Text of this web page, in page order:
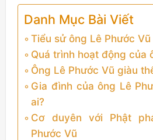
Danh Mục Bài Viết
Tiểu sử ông Lê Phước Vũ
Quá trình hoạt động của
Ông Lê Phước Vũ giàu
Gia đình của ông Lê
ai?
Cơ duyên với Phật
Phước Vũ